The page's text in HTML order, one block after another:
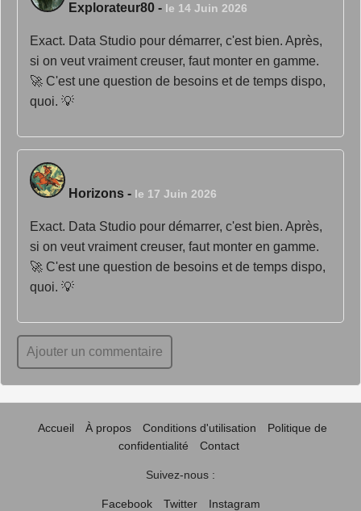
Explorateur80 - le 14 Juin 2026
Exact. Data Studio pour démarrer, c'est bien. Après,
si on veut vraiment creuser, faut monter en gamme.
🚀 C'est une question de besoins et de temps dispo,
quoi. 💡
Horizons - le 17 Juin 2026
Exact. Data Studio pour démarrer, c'est bien. Après,
si on veut vraiment creuser, faut monter en gamme.
🚀 C'est une question de besoins et de temps dispo,
quoi. 💡
Ajouter un commentaire
Accueil À propos Conditions d'utilisation
Politique de
confidentialité
Contact
Suivez-nous :
Facebook Twitter Instagram